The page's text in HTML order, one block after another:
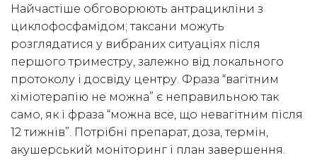
Найчастіше обговорюють антрацикліни з
циклофосфамідом; таксани можуть
розглядатися у вибраних ситуаціях після
першого триместру, залежно від локального
протоколу і досвіду центру. Фраза “вагітним
хіміотерапію не можна” є неправильною так
само, як і фраза “можна все, що невагітним після
12 тижнів”. Потрібні препарат, доза, термін,
акушерський моніторинг і план завершення.